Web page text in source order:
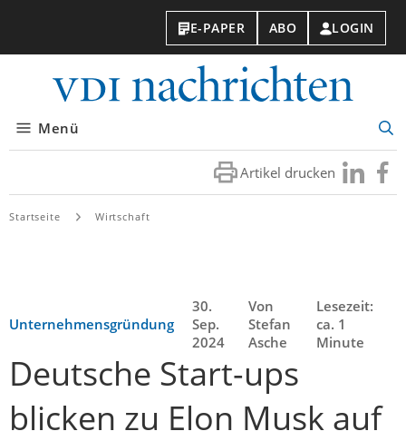
E-PAPER ABO LOGIN
Menü
Artikel drucken Besuchen
Sie
Sie
Startseite Wirtschaft
Unternehmensgründung
30.
Sep.
2024
Von
Stefan
Asche
Lesezeit:
ca. 1
Minute
Deutsche Start-ups
blicken zu Elon Musk auf